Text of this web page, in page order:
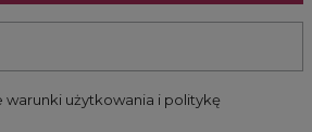
użytkowania i politykę